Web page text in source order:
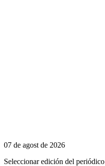
07 de agost de 2026
Seleccionar edición del periódico